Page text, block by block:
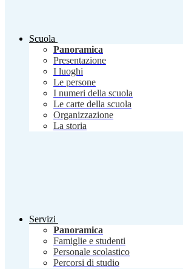
Scuola
Panoramica
Presentazione
I luoghi
Le persone
I numeri della scuola
Le carte della scuola
Organizzazione
La storia
Servizi
Panoramica
Famiglie e studenti
Personale scolastico
Percorsi di studio